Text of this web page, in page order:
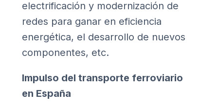
electrificación y modernización de
redes para ganar en eficiencia
energética, el desarrollo de nuevos
componentes, etc.
Impulso del transporte ferroviario
en España